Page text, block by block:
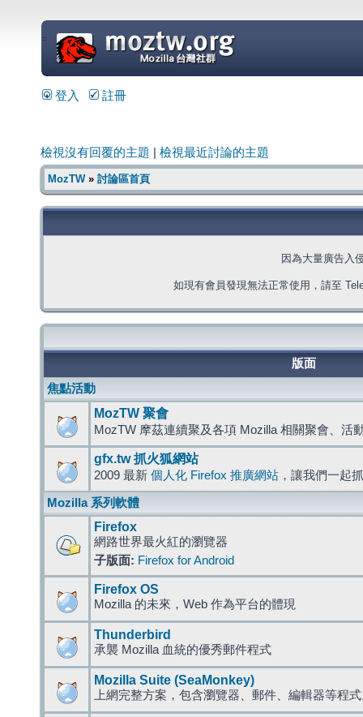
=
登入 註冊
檢視沒有回覆的主題 檢視最近討論的主題
MozTW» 討論區首頁
因為大量廣告入
如現有會員發現無法正常使用，請至
版面
焦點活動
MozTW 聚會
MozTW 摩茲連續聚及各項 Mozilla 相關聚會、活
gfx.tw 抓火狐網站
2009 最新 個人化 Firefox 推廣網站 ，讓我們一起
Mozilla 系列軟體
Firefox
網路世界最火紅的瀏覽器
子版面: Firefox for Android
Firefox OS
Mozilla 的未來，Web 作為平台的體現
Thunderbird
承襲 Mozilla 血統的優秀郵件程式
Mozilla Suite (SeaMonkey)
上網完整方案，包含瀏覽器、郵件、編輯器等程